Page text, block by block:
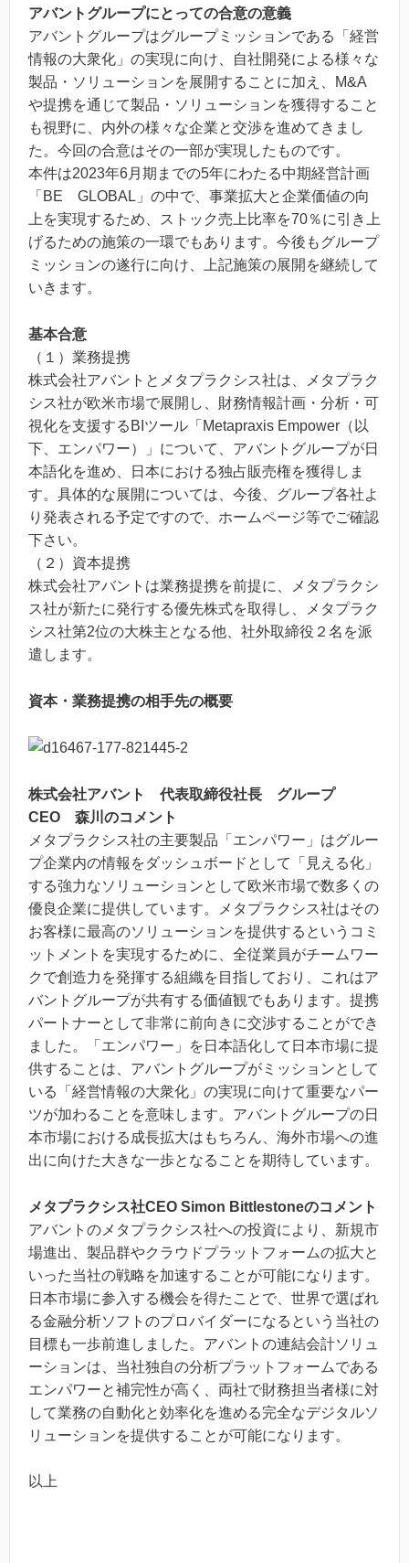
アバントグループにとっての合意の意義
アバントグループはグループミッションである「経営
情報の大衆化」の実現に向け、自社開発による様々な
製品・ソリューションを展開することに加え、M&A
や提携を通じて製品・ソリューションを獲得すること
も視野に、内外の様々な企業と交渉を進めてきまし
た。今回の合意はその一部が実現したものです。
本件は2023年6月期までの5年にわたる中期経営計画
「BE GLOBAL」の中で、事業拡大と企業価値の向
上を実現するため、ストック売上比率を70％に引き上
げるための施策の一環でもあります。今後もグループ
ミッションの遂行に向け、上記施策の展開を継続して
いきます。
基本合意
（１）業務提携
株式会社アバントとメタプラクシス社は、メタプラク
シス社が欧米市場で展開し、財務情報計画・分析・可
視化を支援するBIツール「Metapraxis Empower（以
下、エンパワー）」について、アバントグループが日
本語化を進め、日本における独占販売権を獲得しま
す。具体的な展開については、今後、グループ各社よ
り発表される予定ですので、ホームページ等でご確認
下さい。
（２）資本提携
株式会社アバントは業務提携を前提に、メタプラクシ
ス社が新たに発行する優先株式を取得し、メタプラク
シス社第2位の大株主となる他、社外取締役２名を派
遣します。
資本・ 業務提携の相手先の概要
株式会社アバント 代表取締役社長 グループ
CEO 森川のコメント
メタプラクシス社の主要製品「エンパワー」はグルー
プ企業内の情報をダッシュボードとして「見える化」
する強力なソリューションとして欧米市場で数多くの
優良企業に提供しています。メタプラクシス社はその
お客様に最高のソリューションを提供するというコミ
ットメントを実現するために、全従業員がチームワー
クで創造力を発揮する組織を目指しており、これはア
バントグループが共有する価値観でもあります。提携
パートナーとして非常に前向きに交渉することができ
ました。「エンパワー」を日本語化して日本市場に提
供することは、アバントグループがミッションとして
いる「経営情報の大衆化」の実現に向けて重要なパー
ツが加わることを意味します。アバントグループの日
本市場における成長拡大はもちろん、海外市場への進
出に向けた大きな一歩となることを期待しています。
メタプラクシス社CEO Simon Bittlestoneのコメント
アバントのメタプラクシス社への投資により、新規市
場進出、製品群やクラウドプラットフォームの拡大と
いった当社の戦略を加速することが可能になります。
日本市場に参入する機会を得たことで、世界で選ばれ
る金融分析ソフトのプロバイダーになるという当社の
目標も一歩前進しました。アバントの連結会計ソリュ
ーションは、当社独自の分析プラットフォームである
エンパワーと補完性が高く、両社で財務担当者様に対
して業務の自動化と効率化を進める完全なデジタルソ
リューションを提供することが可能になります。
以上